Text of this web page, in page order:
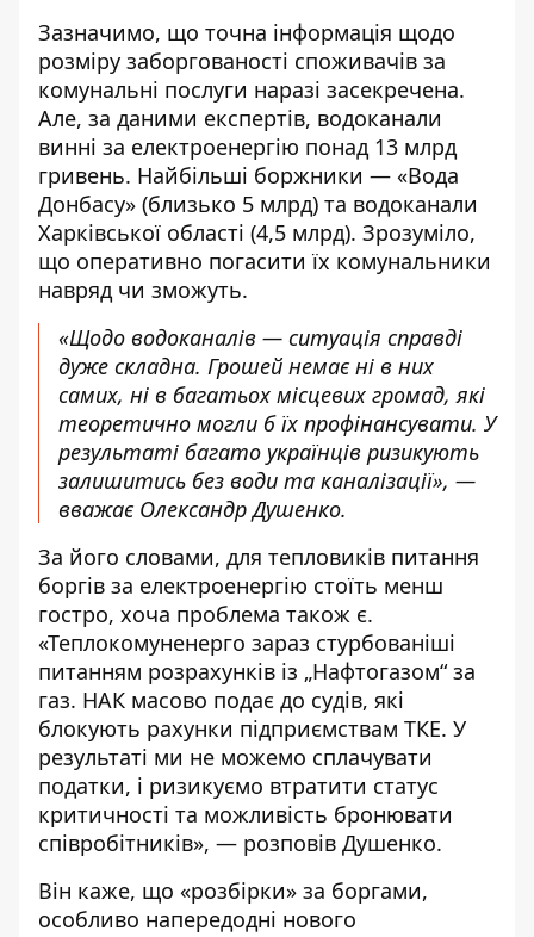
Зазначимо, що точна інформація щодо
розміру заборгованості споживачів за
комунальні послуги наразі засекречена.
Але, за даними експертів, водоканали
винні за електроенергію понад 13 млрд
гривень. Найбільші боржники — «Вода
Донбасу» (близько 5 млрд) та водоканали
Харківської області (4,5 млрд). Зрозуміло,
що оперативно погасити їх комунальники
навряд чи зможуть.
«Щодо водоканалів — ситуація справді
дуже складна. Грошей немає ні в них
самих, ні в багатьох місцевих громад, які
теоретично могли б їх профінансувати. У
результаті багато українців ризикують
залишитись без води та каналізації», —
вважає Олександр Душенко.
За його словами, для тепловиків питання
боргів за електроенергію стоїть менш
гостро, хоча проблема також є.
«Теплокомуненерго зараз стурбованіші
питанням розрахунків із „Нафтогазом“ за
газ. НАК масово подає до судів, які
блокують рахунки підприємствам ТКЕ. У
результаті ми не можемо сплачувати
податки, і ризикуємо втратити статус
критичності та можливість бронювати
співробітників», — розповів Душенко.
Він каже, що «розбірки» за боргами,
особливо напередодні нового